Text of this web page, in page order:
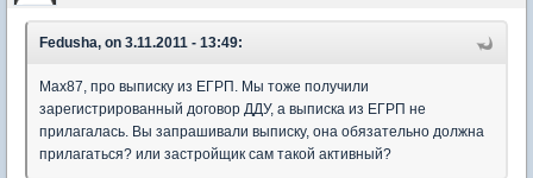
Fedusha, on 3.11.2011 - 13:49:
Max87, про выписку из ЕГРП. Мы тоже получили
зарегистрированный договор ДДУ, а выписка из ЕГРП не
прилагалась. Вы запрашивали выписку, она обязательно должна
прилагаться? или застройщик сам такой активный?